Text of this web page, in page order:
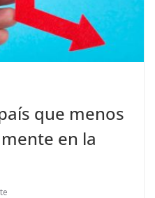
que menos
en la